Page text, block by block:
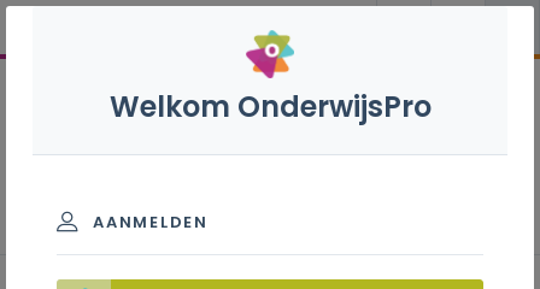
Welkom OnderwijsPro
AANMELDEN